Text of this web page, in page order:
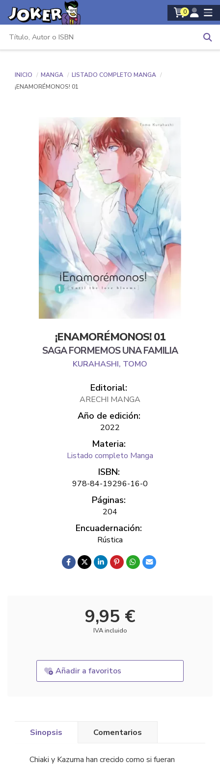
0
INICIO MANGA
LISTADO COMPLETO MANGA
¡ENAMORÉMONOS! 01
¡ENAMORÉMONOS! 01
SAGA FORMEMOS UNA FAMILIA
KURAHASHI, TOMO
Editorial:
ARECHI MANGA
Año de edición:
2022
Materia:
Listado completo Manga
ISBN:
978-84-19296-16-0
Páginas:
204
Encuadernación:
Rústica
9,95 €
IVA incluido
Añadir a favoritos
Sinopsis Comentarios
Chiaki y Kazuma han crecido como si fueran